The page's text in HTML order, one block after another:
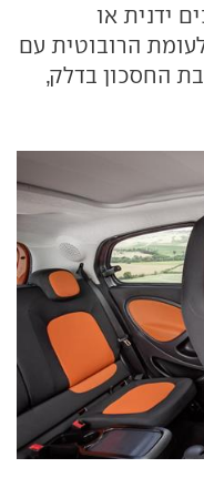
ידנית או
הרובוטית עם
החסכון בדלק,